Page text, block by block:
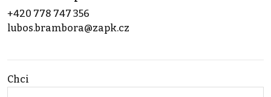
+420 778 747 356
lubos.brambora@zapk.cz
Chci